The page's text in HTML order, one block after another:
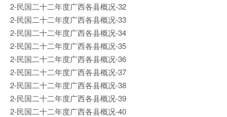
2-民国二十二年度广西各县概况-32
2-民国二十二年度广西各县概况-33
2-民国二十二年度广西各县概况-34
2-民国二十二年度广西各县概况-35
2-民国二十二年度广西各县概况-36
2-民国二十二年度广西各县概况-37
2-民国二十二年度广西各县概况-38
2-民国二十二年度广西各县概况-39
2-民国二十二年度广西各县概况-40